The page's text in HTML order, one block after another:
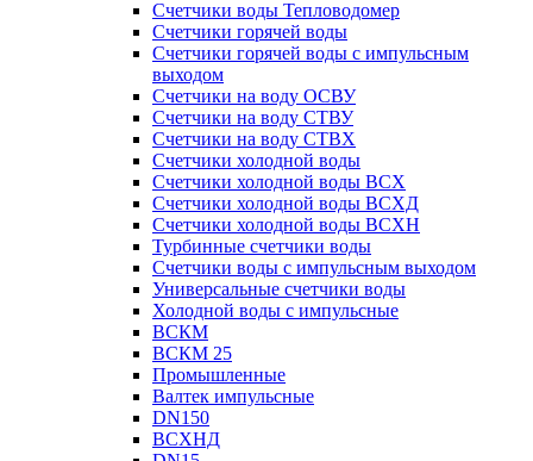
Счетчики воды Тепловодомер
Счетчики горячей воды
Счетчики горячей воды с импульсным
выходом
Счетчики на воду ОСВУ
Счетчики на воду СТВУ
Счетчики на воду СТВХ
Счетчики холодной воды
Счетчики холодной воды ВСХ
Счетчики холодной воды ВСХД
Счетчики холодной воды ВСХН
Турбинные счетчики воды
Счетчики воды с импульсным выходом
Универсальные счетчики воды
Холодной воды с импульсные
ВСКМ
ВСКМ 25
Промышленные
Валтек импульсные
DN150
ВСХНД